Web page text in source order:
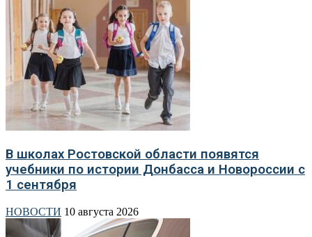
В школах Ростовской области появятся
учебники по истории Донбасса и Новороссии с
1 сентября
НОВОСТИ 10 августа 2026